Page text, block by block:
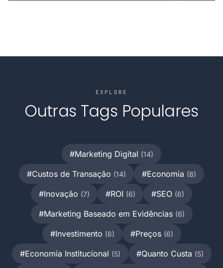
EXPLORE
Outras Tags Populares
#Marketing Digital (14)
#Custos de Transação (14) #Economia (8)
#Inovação (7) #ROI (6) #SEO (6)
#Marketing Baseado em Evidências (6)
#Investimento (6) #Preços (6)
#Economia Institucional (5) #Quanto Custa (5)